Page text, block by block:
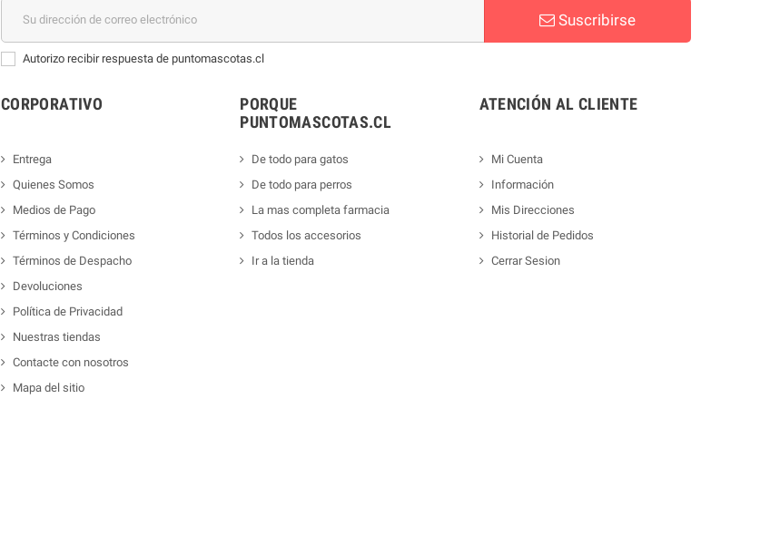
Suscribirse
Autorizo recibir respuesta de puntomascotas.cl
CORPORATIVO
Entrega
Quienes Somos
Medios de Pago
Términos y Condiciones
Términos de Despacho
Devoluciones
Política de Privacidad
Nuestras tiendas
Contacte con nosotros
Mapa del sitio
PORQUE
PUNTOMASCOTAS.CL
De todo para gatos
De todo para perros
La mas completa farmacia
Todos los accesorios
Ir a la tienda
ATENCIÓN AL CLIENTE
Mi Cuenta
Información
Mis Direcciones
Historial de Pedidos
Cerrar Sesion